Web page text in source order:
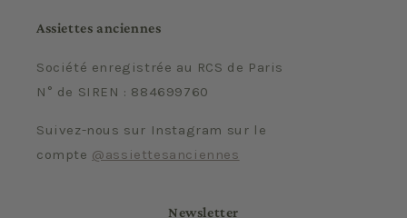
Assiettes anciennes
Société enregistrée au RCS de Paris
N° de SIREN : 884699760
Suivez-nous sur Instagram sur le
compte @assiettesanciennes
Newsletter